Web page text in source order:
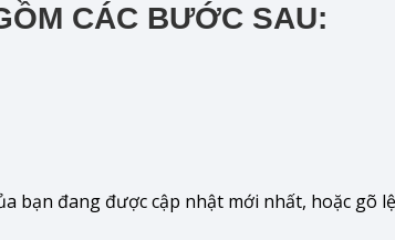
CÁC BƯỚC SAU:
bạn đang được cập nhật mới nhất, hoặc gõ